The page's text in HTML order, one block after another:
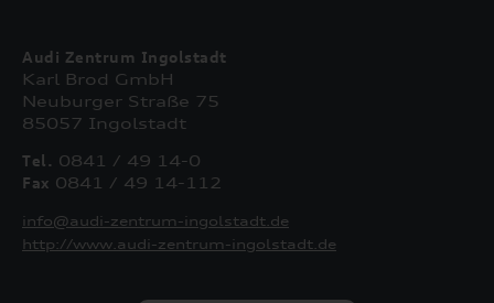
Audi Zentrum Ingolstadt
Karl Brod GmbH
Neuburger Straße 75
85057 Ingolstadt
Tel. 0841 / 49 14-0
Fax 0841 / 49 14-112
info@audi-zentrum-ingolstadt.de
http://www.audi-zentrum-ingolstadt.de